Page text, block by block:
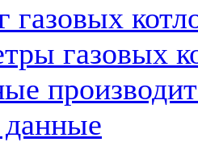
газовых
газовых